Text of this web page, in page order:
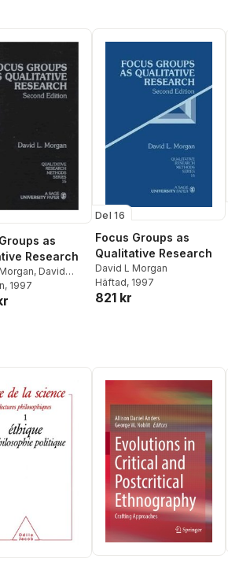
as
Research
, David
, 1997
Del 16
Focus Groups as
Qualitative Research
David L Morgan
Häftad, 1997
821 kr